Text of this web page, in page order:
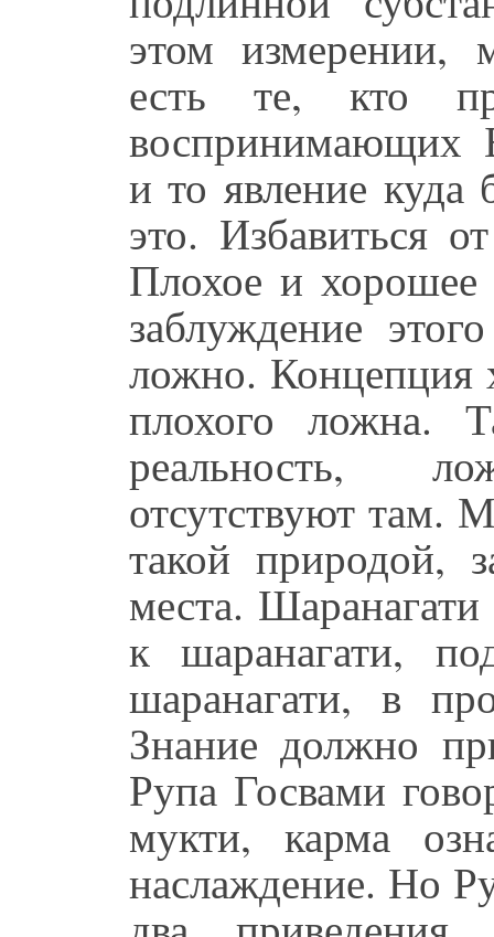
этом измерении,
есть те, кто
воспринимающих
и то явление куда
это. Избавиться
Плохое и
заблуждение
ложно. Концепция
плохого ложна.
реальность,
отсутствуют там.
такой природой,
места.
к шаранагати,
шаранагати, в
Знание должно
Рупа Госвами
мукти, карма
наслаждение. Но